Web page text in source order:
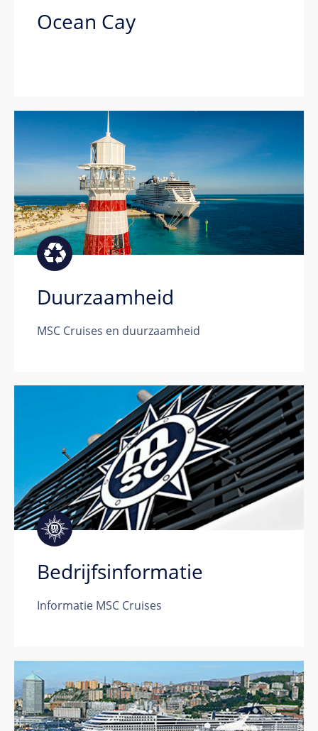
Ocean Cay
Duurzaamheid
MSC Cruises en duurzaamheid
Bedrijfsinformatie
Informatie MSC Cruises